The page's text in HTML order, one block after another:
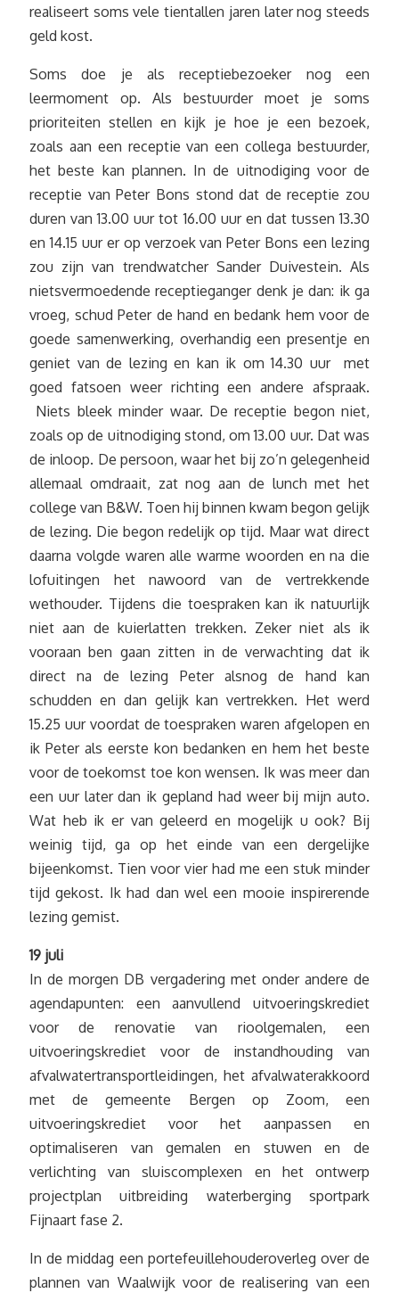
realiseert soms vele tientallen jaren later nog steeds
geld kost.
Soms doe je als receptiebezoeker nog een
leermoment op. Als bestuurder moet je soms
prioriteiten stellen en kijk je hoe je een bezoek,
zoals aan een receptie van een collega bestuurder,
het beste kan plannen. In de uitnodiging voor de
receptie van Peter Bons stond dat de receptie zou
duren van 13.00 uur tot 16.00 uur en dat tussen 13.30
en 14.15 uur er op verzoek van Peter Bons een lezing
zou zijn van trendwatcher Sander Duivestein. Als
nietsvermoedende receptieganger denk je dan: ik ga
vroeg, schud Peter de hand en bedank hem voor de
goede samenwerking, overhandig een presentje en
geniet van de lezing en kan ik om 14.30 uur met
goed fatsoen weer richting een andere afspraak.
Niets bleek minder waar. De receptie begon niet,
zoals op de uitnodiging stond, om 13.00 uur. Dat was
de inloop. De persoon, waar het bij zo’n gelegenheid
allemaal omdraait, zat nog aan de lunch met het
college van B&W. Toen hij binnen kwam begon gelijk
de lezing. Die begon redelijk op tijd. Maar wat direct
daarna volgde waren alle warme woorden en na die
lofuitingen het nawoord van de vertrekkende
wethouder. Tijdens die toespraken kan ik natuurlijk
niet aan de kuierlatten trekken. Zeker niet als ik
vooraan ben gaan zitten in de verwachting dat ik
direct na de lezing Peter alsnog de hand kan
schudden en dan gelijk kan vertrekken. Het werd
15.25 uur voordat de toespraken waren afgelopen en
ik Peter als eerste kon bedanken en hem het beste
voor de toekomst toe kon wensen. Ik was meer dan
een uur later dan ik gepland had weer bij mijn auto.
Wat heb ik er van geleerd en mogelijk u ook? Bij
weinig tijd, ga op het einde van een dergelijke
bijeenkomst. Tien voor vier had me een stuk minder
tijd gekost. Ik had dan wel een mooie inspirerende
lezing gemist.
19 juli
In de morgen DB vergadering met onder andere de
agendapunten: een aanvullend uitvoeringskrediet
voor de renovatie van rioolgemalen, een
uitvoeringskrediet voor de instandhouding van
afvalwatertransportleidingen, het afvalwaterakkoord
met de gemeente Bergen op Zoom, een
uitvoeringskrediet voor het aanpassen en
optimaliseren van gemalen en stuwen en de
verlichting van sluiscomplexen en het ontwerp
projectplan uitbreiding waterberging sportpark
Fijnaart fase 2.
In de middag een portefeuillehouderoverleg over de
plannen van Waalwijk voor de realisering van een